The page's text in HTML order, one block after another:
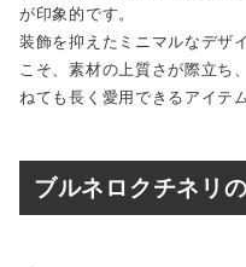
が印象的です。
装飾を抑えたミニマルなデザ
こそ、素材の上質さが際立ち
ねても長く愛用できるアイテ
ブルネロクチネリ